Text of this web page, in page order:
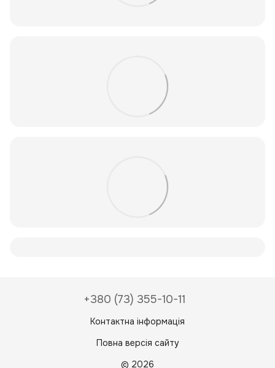
+380 (73) 355-10-11
Контактна інформація
Повна версія сайту
© 2026